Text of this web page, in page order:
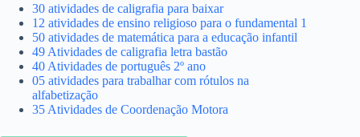
30 atividades de caligrafia para baixar
12 atividades de ensino religioso para o fundamental 1
50 atividades de matemática para a educação infantil
49 Atividades de caligrafia letra bastão
40 Atividades de português 2º ano
05 atividades para trabalhar com rótulos na
alfabetização
35 Atividades de Coordenação Motora